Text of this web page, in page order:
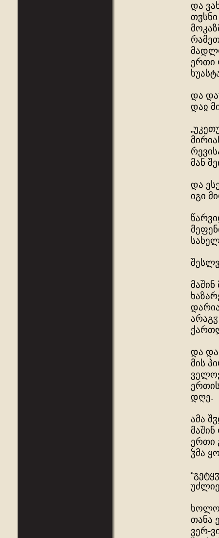
და
ერთი
და
დაჲ
მან
და
იგი
და
მის
დღე.
ამა
ერთი
ჴმა
ხოლო
თანა
ვერ-